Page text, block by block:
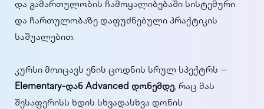
და გამართულობის ჩამოყალიბებაში სისტემური
და ჩართულობაზე დაფუძნებული პრაქტიკის
საშუალებით.
კურსი მოიცავს ენის ცოდნის სრულ სპექტრს —
Elementary-დან Advanced დონემდე, რაც მას
შესაფერისს ხდის სხვადასხვა დონის